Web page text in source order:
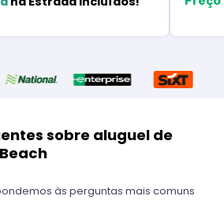
sobre aluguel de
às perguntas mais comuns